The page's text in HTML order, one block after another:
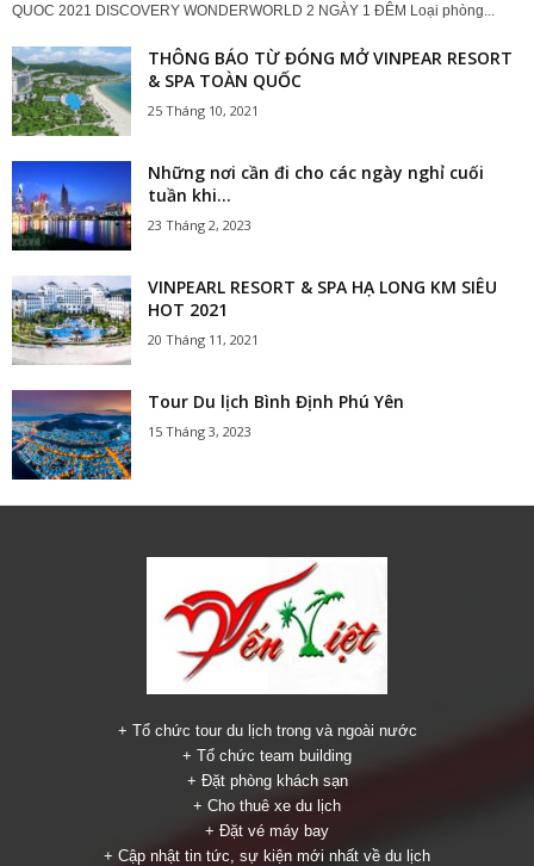
QUOC 2021 DISCOVERY WONDERWORLD 2 NGÀY 1 ĐÊM Loại phòng...
THÔNG BÁO TỪ ĐÓNG MỞ VINPEAR RESORT
& SPA TOÀN QUỐC
25 Tháng 10, 2021
Những nơi cần đi cho các ngày nghỉ cuối
tuần khi...
23 Tháng 2, 2023
VINPEARL RESORT & SPA HẠ LONG KM SIÊU
HOT 2021
20 Tháng 11, 2021
Tour Du lịch Bình Định Phú Yên
15 Tháng 3, 2023
+ Tổ chức tour du lịch trong và ngoài nước
+ Tổ chức team building
+ Đặt phòng khách sạn
+ Cho thuê xe du lịch
+ Đặt vé máy bay
+ Cập nhật tin tức, sự kiện mới nhất về du lịch